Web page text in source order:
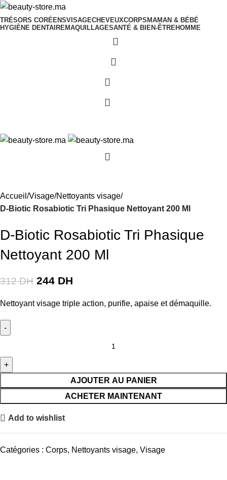
TRÉSORS CORÉENSVISAGECHEVEUXCORPS MAMAN & BÉBÉ
HYGIÈNE DENTAIREMAQUILLAGESANTÉ & BIEN-ÊTREHOMME
Accueil Visage Nettoyants visage
D-Biotic Rosabiotic Tri Phasique Nettoyant 200 Ml
D-Biotic Rosabiotic Tri Phasique
Nettoyant 200 Ml
312DH 244 DH
Nettoyant visage triple action, purifie, apaise et démaquille.
AJOUTER AU PANIER
ACHETER MAINTENANT
Add to wishlist
Catégories : Corps, Nettoyants visage, Visage